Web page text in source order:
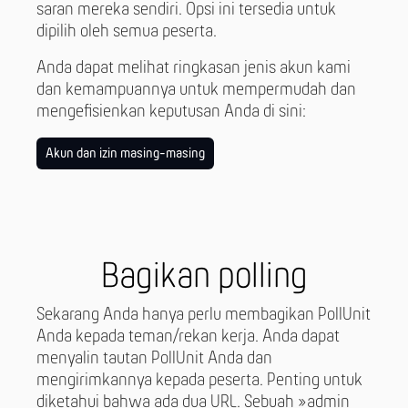
saran mereka sendiri. Opsi ini tersedia untuk
dipilih oleh semua peserta.
Anda dapat melihat ringkasan jenis akun kami
dan kemampuannya untuk mempermudah dan
mengefisienkan keputusan Anda di sini:
Akun dan izin masing-masing
Bagikan polling
Sekarang Anda hanya perlu membagikan PollUnit
Anda kepada teman/rekan kerja. Anda dapat
menyalin tautan PollUnit Anda dan
mengirimkannya kepada peserta. Penting untuk
diketahui bahwa ada dua URL. Sebuah »admin